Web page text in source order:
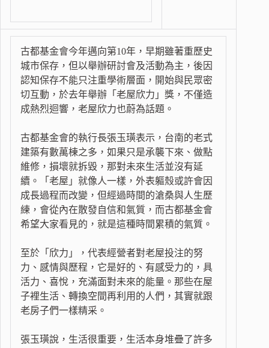
古都基金會今年邁向第10年，早期雖著重歷史
城市保存，但以舉辦研討會及活動為主，後因
認知保存不能只注重學術層面，開始與民眾密
切互動，於去年舉辦「老屋欣力」獎，不僅造
成熱烈迴響，老屋欣力也蔚為話題。
古都基金會的執行長張玉璜表示，台南的老式
建築有數萬棟之多，如果只是承襲下來、做點
維修，損壞就拆毀，那對未來生活並沒有延
續。「老屋」就像人一樣，外表軀殼或許會因
成長過程而改變，但經過時間的滄桑與人生歷
練，會從內在散發自信和氣質，而古都基金會
希望大家看見的，就是這種時間累積的氣質。
至於「欣力」，代表經營者對老屋投注的努
力、感情與歷程，它是好的、有感受力的，具
活力、喜悅，充滿面對未來的能量。那些在屋
子裡生活、轉換空間再利用的人們，其實就跟
老房子們一樣精采。
張玉璜說，生活很重要，生活本身堆疊了許多